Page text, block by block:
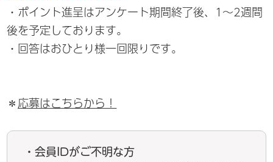
・ポイント進呈はアンケート期間終了後、1～2週間
後を予定しております。
・回答はおひとり様一回限りです。
＊ 応募はこちらから！
・会員IDがご不明な方